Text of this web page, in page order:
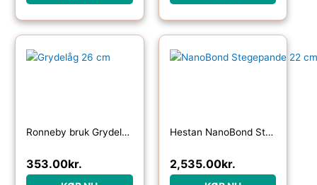
Ronneby bruk Grydelåg 26 cm
353.00kr.
Hestan NanoBond Stegepande 22 cm, titanium
2,535.00kr.